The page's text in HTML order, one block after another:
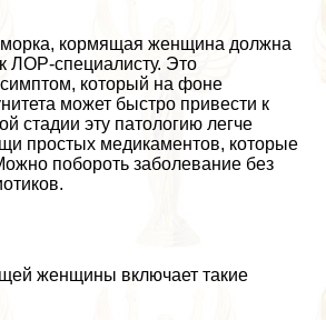
кормящая женщина должна
ЛОР-специалисту. Это
который на фоне
может быстро привести к
стадии эту патологию легче
простых медикаментов, которые
побороть заболевание без
женщины включает такие